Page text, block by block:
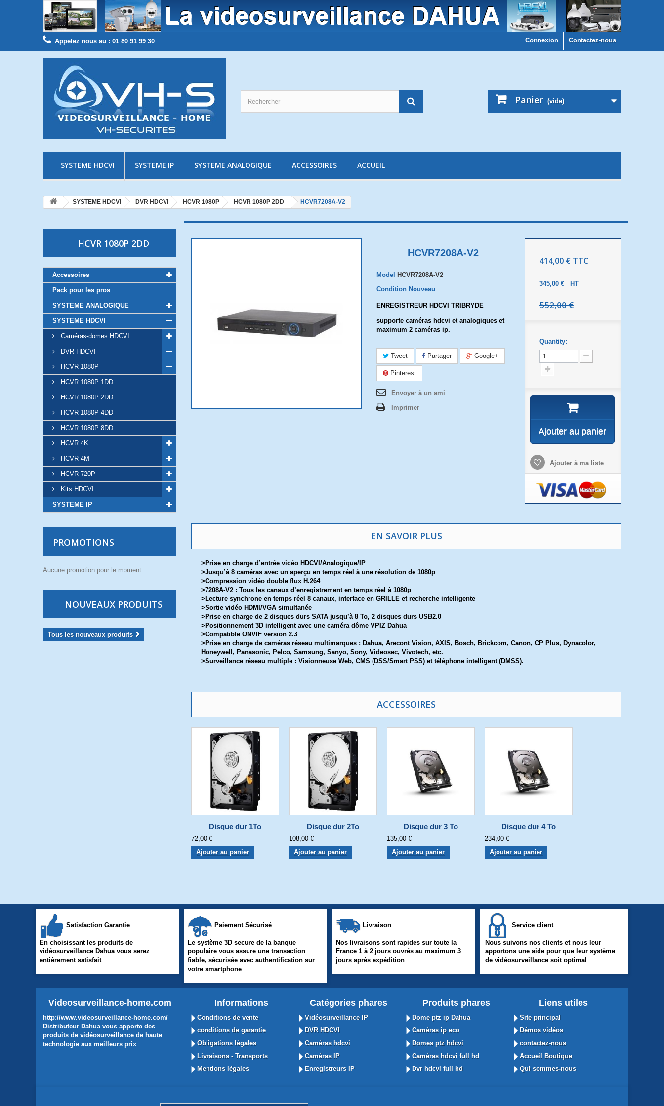
Contactez-nous
Appelez nous au : 01 80 91 99 30 Connexion
Panier (vide)
SYSTEME HDCVI SYSTEME IP SYSTEME ANALOGIQUE ACCESSOIRES ACCUEIL
SYSTEME HDCVI DVR HDCVI HCVR 1080P HCVR 1080P 2DD HCVR7208A-V2
HCVR 1080P 2DD
Accessoires
Pack pour les pros
SYSTEME ANALOGIQUE
SYSTEME HDCVI
Caméras-domes HDCVI
DVR HDCVI
HCVR 1080P
HCVR 1080P 1DD
HCVR 1080P 2DD
HCVR 1080P 4DD
HCVR 1080P 8DD
HCVR 4K
HCVR 4M
HCVR 720P
Kits HDCVI
SYSTEME IP
PROMOTIONS
Aucune promotion pour le moment.
NOUVEAUX PRODUITS
Tous les nouveaux produits
HCVR7208A-V2
Model
HCVR7208A-V2
Condition Nouveau
ENREGISTREUR HDCVI TRIBRYDE
supporte caméras hdcvi et analogiques et
maximum 2 caméras ip.
Tweet Partager Google+
Pinterest
Envoyer à un ami
Imprimer
414,00 €TTC
345,00 €HT
552,00 €
Quantity:
Ajouter au panier
Ajouter à ma liste
EN SAVOIR PLUS
>Prise en charge d’entrée vidéo HDCVI/Analogique/IP
>Jusqu’à 8 caméras avec un aperçu en temps réel à une résolution de 1080p
>Compression vidéo double flux H.264
>7208A-V2 : Tous les canaux d’enregistrement en temps réel à 1080p
>Lecture synchrone en temps réel 8 canaux, interface en GRILLE et recherche intelligente
>Sortie vidéo HDMI/VGA simultanée
>Prise en charge de 2 disques durs SATA jusqu’à 8 To, 2 disques durs USB2.0
>Positionnement 3D intelligent avec une caméra dôme VPIZ Dahua
>Compatible ONVIF version 2.3
>Prise en charge de caméras réseau multimarques : Dahua, Arecont Vision, AXIS, Bosch, Brickcom, Canon, CP Plus, Dynacolor,
Honeywell, Panasonic, Pelco, Samsung, Sanyo, Sony, Videosec, Vivotech, etc.
>Surveillance réseau multiple : Visionneuse Web, CMS (DSS/Smart PSS) et téléphone intelligent (DMSS).
ACCESSOIRES
Disque dur 1To
72,00 €
Ajouter au panier
Disque dur 2To
108,00 €
Ajouter au panier
Disque dur 3 To
135,00 €
Ajouter au panier
Disque dur 4 To
234,00 €
Ajouter au panier
Satisfaction Garantie
En choisissant les produits de
vidéosurveillance Dahua vous serez
entièrement satisfait
Paiement Sécurisé
Le système 3D secure de la banque
populaire vous assure une transaction
fiable, sécurisée avec authentification sur
votre smartphone
Livraison
Nos livraisons sont rapides sur toute la
France 1 à 2 jours ouvrés au maximum 3
jours après expédition
Service client
Nous suivons nos clients et nous leur
apportons une aide pour que leur système
de vidéosurveillance soit optimal
Videosurveillance-home.com
http://www.videosurveillance-home.com/
Distributeur Dahua vous apporte des
produits de vidéosurveillance de haute
technologie aux meilleurs prix
Informations
Conditions de vente
conditions de garantie
Obligations légales
Livraisons - Transports
Mentions légales
Catégories phares
Vidéosurveillance IP
DVR HDCVI
Caméras hdcvi
Caméras IP
Enregistreurs IP
Produits phares
Dome ptz ip Dahua
Caméras ip eco
Domes ptz hdcvi
Caméras hdcvi full hd
Dvr hdcvi full hd
Liens utiles
Site principal
Démos vidéos
contactez-nous
Accueil Boutique
Qui sommes-nous